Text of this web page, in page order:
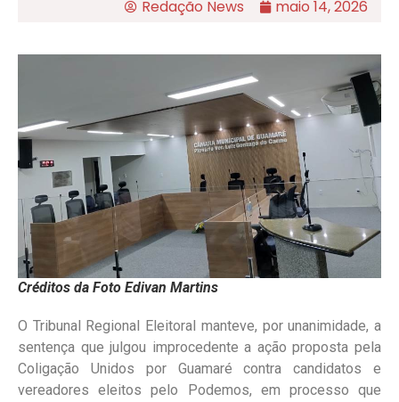
Redação News maio 14, 2026
Créditos da Foto Edivan Martins
O Tribunal Regional Eleitoral manteve, por unanimidade, a
sentença que julgou improcedente a ação proposta pela
Coligação Unidos por Guamaré contra candidatos e
vereadores eleitos pelo Podemos, em processo que